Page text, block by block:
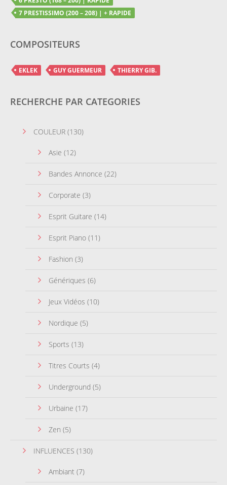
7 PRESTISSIMO (200 – 208) | + RAPIDE
COMPOSITEURS
EKLEK GUY GUERMEUR THIERRY GIB.
RECHERCHE PAR CATEGORIES
COULEUR (130)
Asie (12)
Bandes Annonce (22)
Corporate (3)
Esprit Guitare (14)
Esprit Piano (11)
Fashion (3)
Génériques (6)
Jeux Vidéos (10)
Nordique (5)
Sports (13)
Titres Courts (4)
Underground (5)
Urbaine (17)
Zen (5)
INFLUENCES (130)
Ambiant (7)